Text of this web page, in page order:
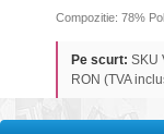
Compozitie: 78%
Pe scurt: SKU
RON (TVA